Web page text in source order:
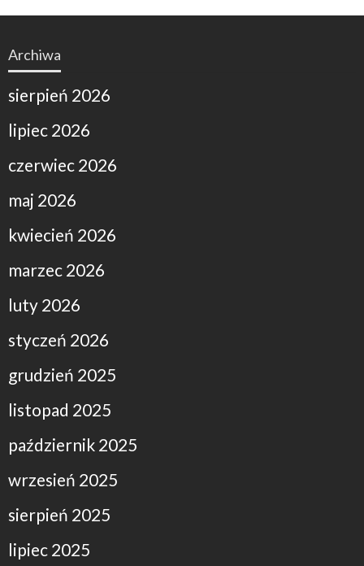
Archiwa
sierpień 2026
lipiec 2026
czerwiec 2026
maj 2026
kwiecień 2026
marzec 2026
luty 2026
styczeń 2026
grudzień 2025
listopad 2025
październik 2025
wrzesień 2025
sierpień 2025
lipiec 2025